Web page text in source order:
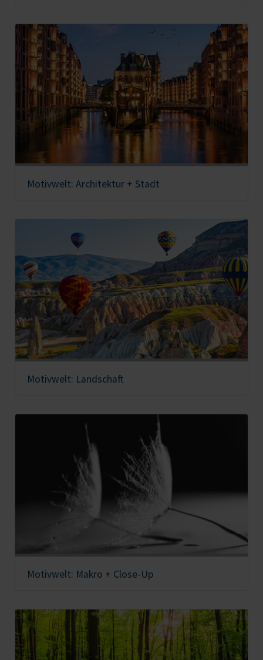
Motivwelt: Architektur + Stadt
Motivwelt: Landschaft
Motivwelt: Makro + Close-Up